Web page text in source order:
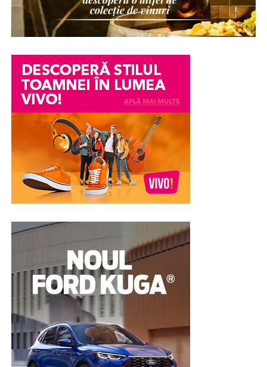
dispariție de bunuri într-o companie, o acuzație lansată
într-un conflict personal, o neînțelegere între colegi
serioase asupra imaginii și credibilității unei persoane.
Din păcate, chiar și atunci când acuzațiile se dovedesc
ulterior nefondate, efectele asupra reputației pot
persista. Încrederea colegilor, a angajatorului sau chiar a
membrilor familiei poate fi afectată, iar procesul de
recâștigare a acesteia poate fi dificil.
În astfel de împrejurări, unele persoane aleg în mod
voluntar să efectueze un test poligraf pentru a susține
veridicitatea declarațiilor lor. Examinarea nu stabilește
însă poate constitui un element suplimentar de
evaluare și poate contribui la clarificarea
circumstanțelor în care au apărut suspiciunile.
Pentru multe persoane, această abordare reprezintă o
modalitate de a demonstra disponibilitatea de a coopera
și de a răspunde transparent întrebărilor legate de
situația investigată.
Obiectivitatea reacțiilor